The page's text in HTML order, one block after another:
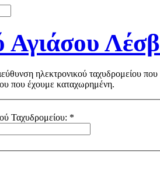
Αγιάσου
ηλεκτρονικού ταχυδρομείου
που έχουμε καταχωρημένη.
Ταχυδρομείου: *